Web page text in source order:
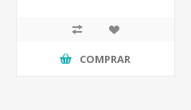
COMPRAR